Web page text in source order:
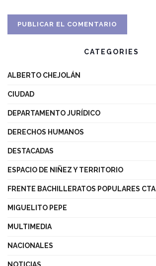
CATEGORIES
ALBERTO CHEJOLÁN
CIUDAD
DEPARTAMENTO JURÍDICO
DERECHOS HUMANOS
DESTACADAS
ESPACIO DE NIÑEZ Y TERRITORIO
FRENTE BACHILLERATOS POPULARES CTA
MIGUELITO PEPE
MULTIMEDIA
NACIONALES
NOTICIAS